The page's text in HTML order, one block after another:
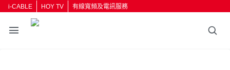
i-CABLE HOY TV 有線寬頻及電訊服務